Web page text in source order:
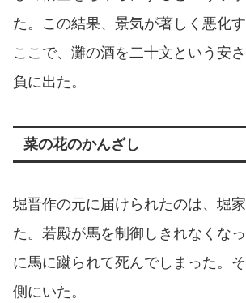
た。この結果、景気が著しく悪化す
ここで、灘の酒を二十文という安
負に出た。
菜の花のかんざし
堀晋作の元に届けられたのは、堀
た。若殿が馬を制御しきれなくな
に馬に蹴られて死んでしまった。
側にいた。